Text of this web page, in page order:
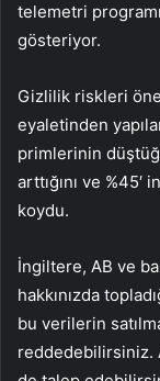
telemetri
gösteriyor.
Gizlilik riskleri
eyaletinden
primlerinin
arttığını ve
koydu.
İngiltere, AB ve
hakkınızda
bu verilerin
reddedebilirsiniz.